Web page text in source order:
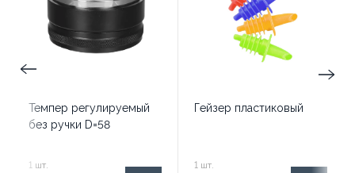
Темпер регулируемый
без ручки D=58
3 265.50
1 шт.
Гейзер пластиковый
48.30
1 шт.